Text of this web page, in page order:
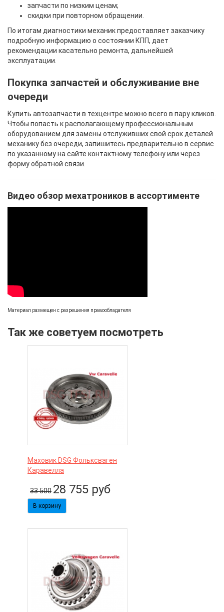
запчасти по низким ценам;
скидки при повторном обращении.
По итогам диагностики механик предоставляет заказчику
подробную информацию о состоянии КПП, дает
рекомендации касательно ремонта, дальнейшей
эксплуатации.
Покупка запчастей и обслуживание вне
очереди
Купить автозапчасти в техцентре можно всего в пару кликов.
Чтобы попасть к располагающему профессиональным
оборудованием для замены отслуживших свой срок деталей
механику без очереди, запишитесь предварительно в сервис
по указанному на сайте контактному телефону или через
форму обратной связи.
Видео обзор мехатроников в ассортименте
Материал размещен с разрешения правообладателя
Так же советуем посмотреть
Маховик DSG Фольксваген
Каравелла
33 500 28 755 руб